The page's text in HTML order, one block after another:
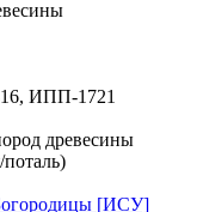
ИПП-1721
древесины